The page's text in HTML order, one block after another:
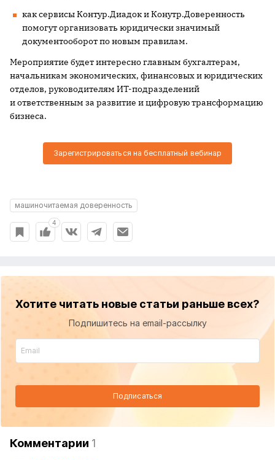
как сервисы Контур.Диадок и Конутр.Доверенность
помогут организовать юридически значимый
документооборот по новым правилам.
Мероприятие будет интересно главным бухгалтерам,
начальникам экономических, финансовых и юридических
отделов, руководителям ИТ-подразделений
и ответственным за развитие и цифровую трансформацию
бизнеса.
Зарегистрироваться на бесплатный вебинар
машиночитаемая доверенность
4
Хотите читать новые статьи раньше всех?
Подпишитесь на email-рассылку
Подписаться
Комментарии 1